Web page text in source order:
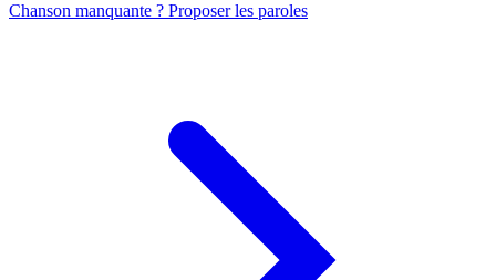
Chanson manquante ? Proposer les paroles